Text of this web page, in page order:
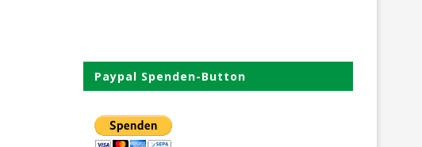
Paypal Spenden-Button